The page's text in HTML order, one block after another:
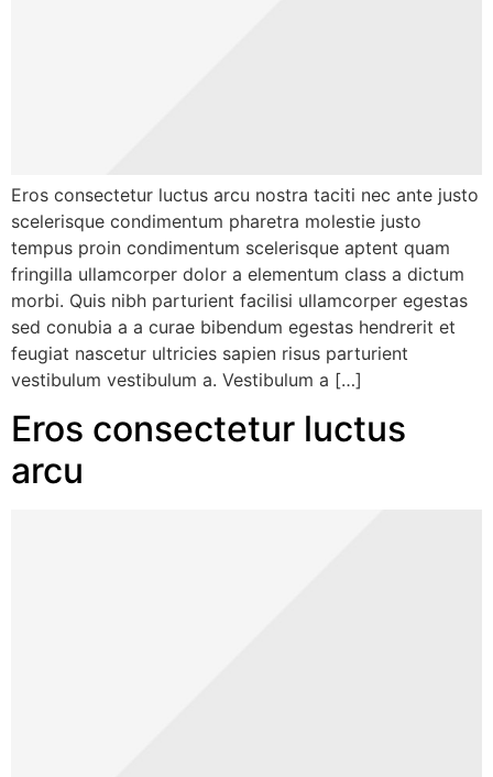
Eros consectetur luctus arcu nostra taciti nec ante justo
scelerisque condimentum pharetra molestie justo
tempus proin condimentum scelerisque aptent quam
fringilla ullamcorper dolor a elementum class a dictum
morbi. Quis nibh parturient facilisi ullamcorper egestas
sed conubia a a curae bibendum egestas hendrerit et
feugiat nascetur ultricies sapien risus parturient
vestibulum vestibulum a. Vestibulum a […]
Eros consectetur luctus
arcu